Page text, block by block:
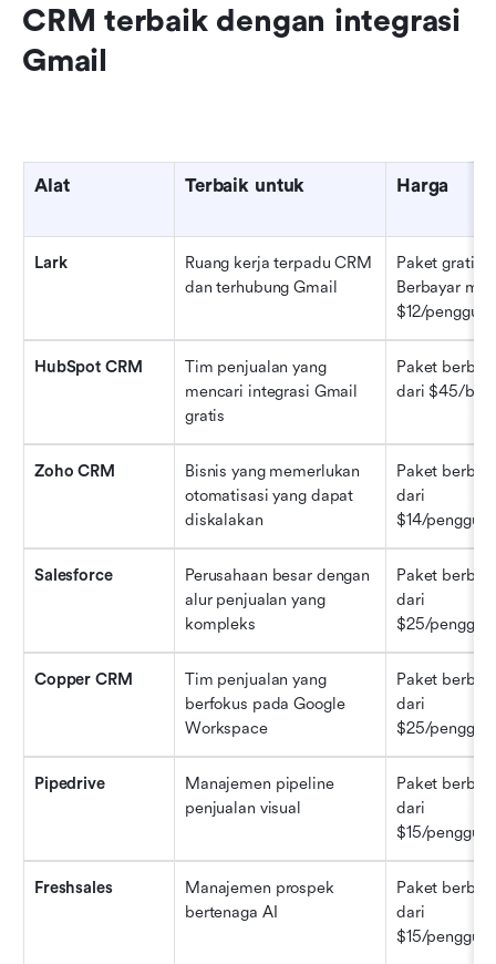
CRM terbaik dengan integrasi
Gmail
Alat Terbaik untuk Harga
Lark
Ruang kerja terpadu CRM
dan terhubung Gmail
Paket gratis
Berbayar
$12/
HubSpot CRM
Tim penjualan yang
mencari integrasi Gmail
gratis
Paket
dari $45/
Zoho CRM
Bisnis yang memerlukan
otomatisasi yang dapat
diskalakan
Paket
dari
$14/
Salesforce
Perusahaan besar dengan
alur penjualan yang
kompleks
Paket
dari
$25/
Copper CRM
Tim penjualan yang
berfokus pada Google
Workspace
Paket
dari
$25/
Pipedrive
Manajemen pipeline
penjualan visual
Paket
dari
$15/
Freshsales
Manajemen prospek
bertenaga AI
Paket
dari
$15/